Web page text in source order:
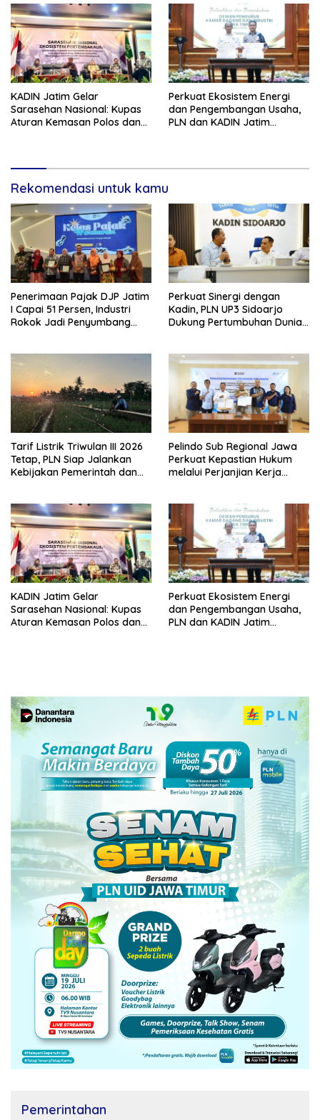
KADIN Jatim Gelar
Sarasehan Nasional: Kupas
Aturan Kemasan Polos dan
Perkuat Ekosistem Energi
dan Pengembangan Usaha,
PLN dan KADIN Jatim
Rekomendasi untuk kamu
Penerimaan Pajak DJP Jatim
I Capai 51 Persen, Industri
Rokok Jadi Penyumbang
Perkuat Sinergi dengan
Kadin, PLN UP3 Sidoarjo
Dukung Pertumbuhan Dunia
Tarif Listrik Triwulan III 2026
Tetap, PLN Siap Jalankan
Kebijakan Pemerintah dan
Pelindo Sub Regional Jawa
Perkuat Kepastian Hukum
melalui Perjanjian Kerja
KADIN Jatim Gelar
Sarasehan Nasional: Kupas
Aturan Kemasan Polos dan
Perkuat Ekosistem Energi
dan Pengembangan Usaha,
PLN dan KADIN Jatim
Pemerintahan